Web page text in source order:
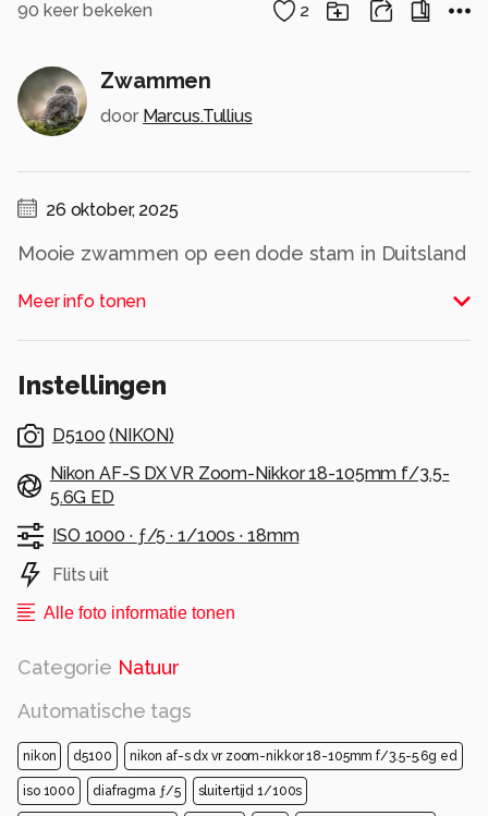
90 keer bekeken 2
Zwammen
door Marcus.Tullius
26 oktober, 2025
Mooie zwammen op een dode stam in Duitsland
Alle rechten voorbehouden
Meer info tonen
Instellingen
D5100 (NIKON)
Nikon AF-S DX VR Zoom-Nikkor 18-105mm f/3.5-
5.6G ED
ISO 1000 · ƒ/5 · 1/100s · 18mm
Flits uit
Alle foto informatie tonen
Categorie Natuur
Automatische tags
nikon d5100 nikon af-s dx vr zoom-nikkor 18-105mm f/3.5-5.6g ed
iso 1000 diafragma ƒ/5 sluitertijd 1/100s